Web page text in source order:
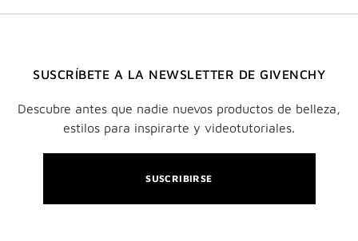
SUSCRÍBETE A LA NEWSLETTER DE GIVENCHY
Descubre antes que nadie nuevos productos de belleza,
estilos para inspirarte y videotutoriales.
SUSCRIBIRSE